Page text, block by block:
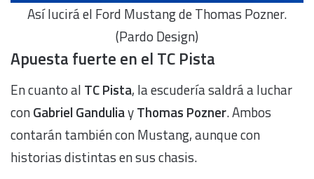
Así lucirá el Ford Mustang de Thomas Pozner.
(Pardo Design)
Apuesta fuerte en el TC Pista
En cuanto al TC Pista, la escudería saldrá a luchar
conGabriel GanduliayThomas Pozner. Ambos
contarán también con Mustang, aunque con
historias distintas en sus chasis.